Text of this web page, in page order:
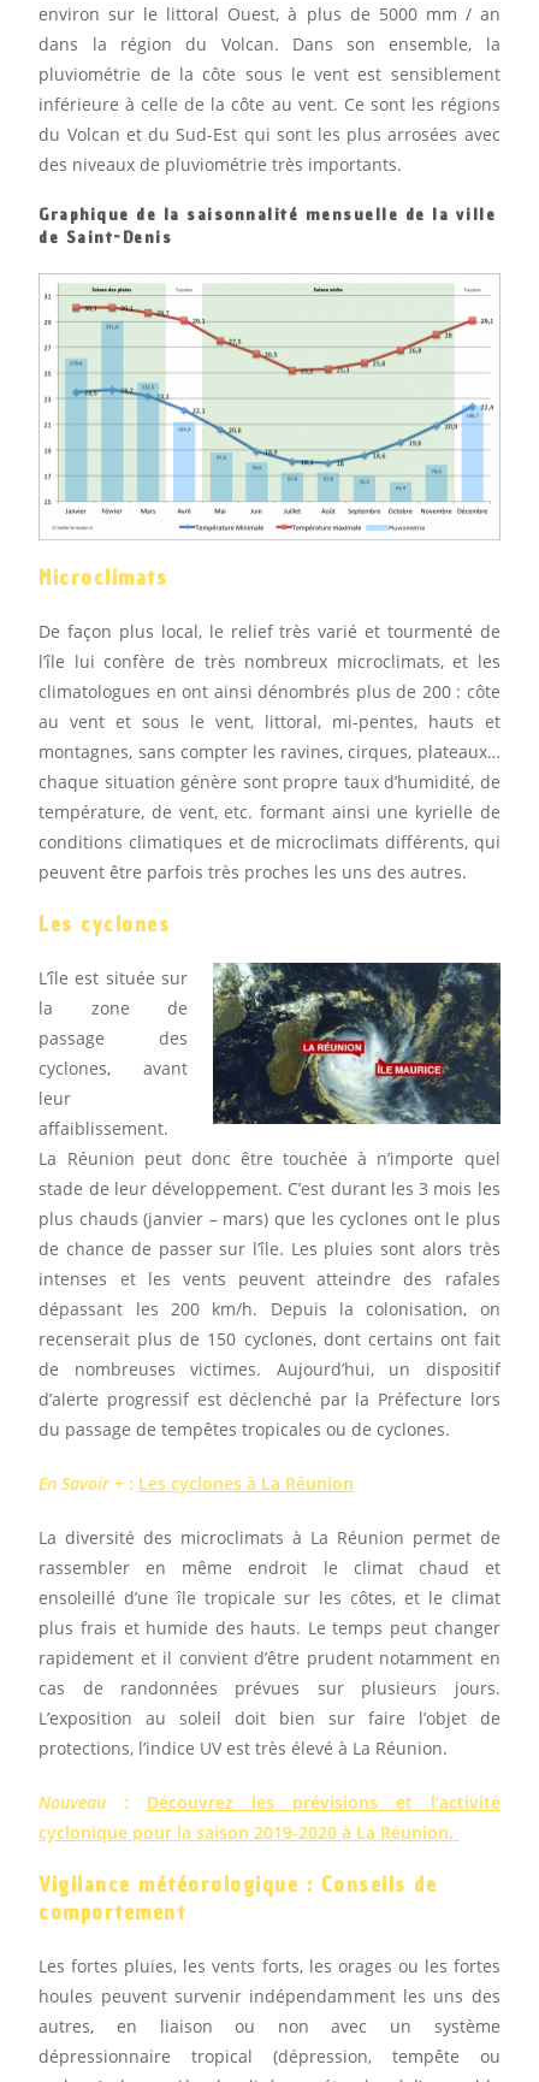
environ sur le littoral Ouest, à plus de 5000 mm / an
dans la région du Volcan. Dans son ensemble, la
pluviométrie de la côte sous le vent est sensiblement
inférieure à celle de la côte au vent. Ce sont les régions
du Volcan et du Sud-Est qui sont les plus arrosées avec
des niveaux de pluviométrie très importants.
Graphique de la saisonnalité mensuelle de la ville
de Saint-Denis
Microclimats
De façon plus local, le relief très varié et tourmenté de
l’île lui confère de très nombreux microclimats, et les
climatologues en ont ainsi dénombrés plus de 200 : côte
au vent et sous le vent, littoral, mi-pentes, hauts et
montagnes, sans compter les ravines, cirques, plateaux…
chaque situation génère sont propre taux d’humidité, de
température, de vent, etc. formant ainsi une kyrielle de
conditions climatiques et de microclimats différents, qui
peuvent être parfois très proches les uns des autres.
Les cyclones
L’île est située sur
la zone de
passage des
cyclones, avant
leur
affaiblissement.
La Réunion peut donc être touchée à n’importe quel
stade de leur développement. C’est durant les 3 mois les
plus chauds (janvier – mars) que les cyclones ont le plus
de chance de passer sur l’île. Les pluies sont alors très
intenses et les vents peuvent atteindre des rafales
dépassant les 200 km/h. Depuis la colonisation, on
recenserait plus de 150 cyclones, dont certains ont fait
de nombreuses victimes. Aujourd’hui, un dispositif
d’alerte progressif est déclenché par la Préfecture lors
du passage de tempêtes tropicales ou de cyclones.
En Savoir + : Les cyclones à La Réunion
La diversité des microclimats à La Réunion permet de
rassembler en même endroit le climat chaud et
ensoleillé d’une île tropicale sur les côtes, et le climat
plus frais et humide des hauts. Le temps peut changer
rapidement et il convient d’être prudent notamment en
cas de randonnées prévues sur plusieurs jours.
L’exposition au soleil doit bien sur faire l’objet de
protections, l’indice UV est très élevé à La Réunion.
Nouveau : Découvrez les prévisions et l’activité
cyclonique pour la saison 2019-2020 à La Réunion.
Vigilance météorologique : Conseils de
comportement
Les fortes pluies, les vents forts, les orages ou les fortes
houles peuvent survenir indépendamment les uns des
autres, en liaison ou non avec un système
dépressionnaire tropical (dépression, tempête ou